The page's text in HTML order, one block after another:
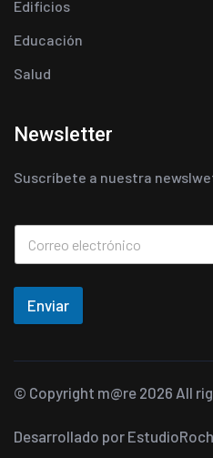
Edificios
Educación
Salud
Newsletter
Suscríbete a nuestra
Enviar
© Copyright m@re 2026 All
Desarrollado por